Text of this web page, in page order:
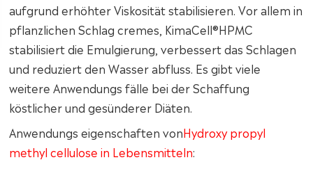
aufgrund erhöhter Viskosität stabilisieren. Vor allem in
pflanzlichen Schlag cremes, KimaCell®HPMC
stabilisiert die Emulgierung, verbessert das Schlagen
und reduziert den Wasser abfluss. Es gibt viele
weitere Anwendungs fälle bei der Schaffung
köstlicher und gesünderer Diäten.
Anwendungs eigenschaften vonHydroxy propyl
methyl cellulose in Lebensmitteln: